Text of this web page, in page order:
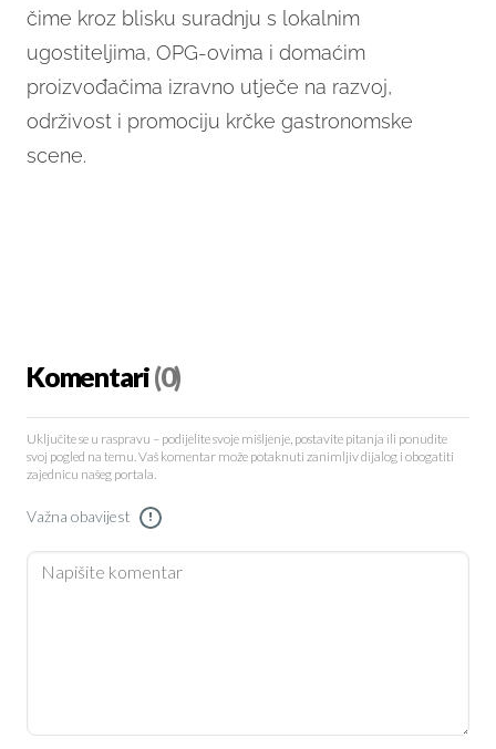
čime kroz blisku suradnju s lokalnim
ugostiteljima, OPG-ovima i domaćim
proizvođačima izravno utječe na razvoj,
održivost i promociju krčke gastronomske
scene.
Komentari(0)
Uključite se u raspravu – podijelite svoje mišljenje, postavite pitanja ili ponudite
svoj pogled na temu. Vaš komentar može potaknuti zanimljiv dijalog i obogatiti
zajednicu našeg portala.
Važna obavijest !